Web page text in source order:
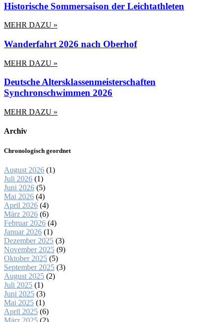
Historische Sommersaison der Leichtathleten
MEHR DAZU »
Wanderfahrt 2026 nach Oberhof
MEHR DAZU »
Deutsche Altersklassenmeisterschaften
Synchronschwimmen 2026
MEHR DAZU »
Archiv
Chronologisch geordnet
August 2026 (1)
Juli 2026 (1)
Juni 2026 (5)
Mai 2026 (4)
April 2026 (4)
März 2026 (6)
Februar 2026 (4)
Januar 2026 (1)
Dezember 2025 (3)
November 2025 (9)
Oktober 2025 (5)
September 2025 (3)
August 2025 (2)
Juli 2025 (1)
Juni 2025 (3)
Mai 2025 (1)
April 2025 (6)
März 2025 (2)